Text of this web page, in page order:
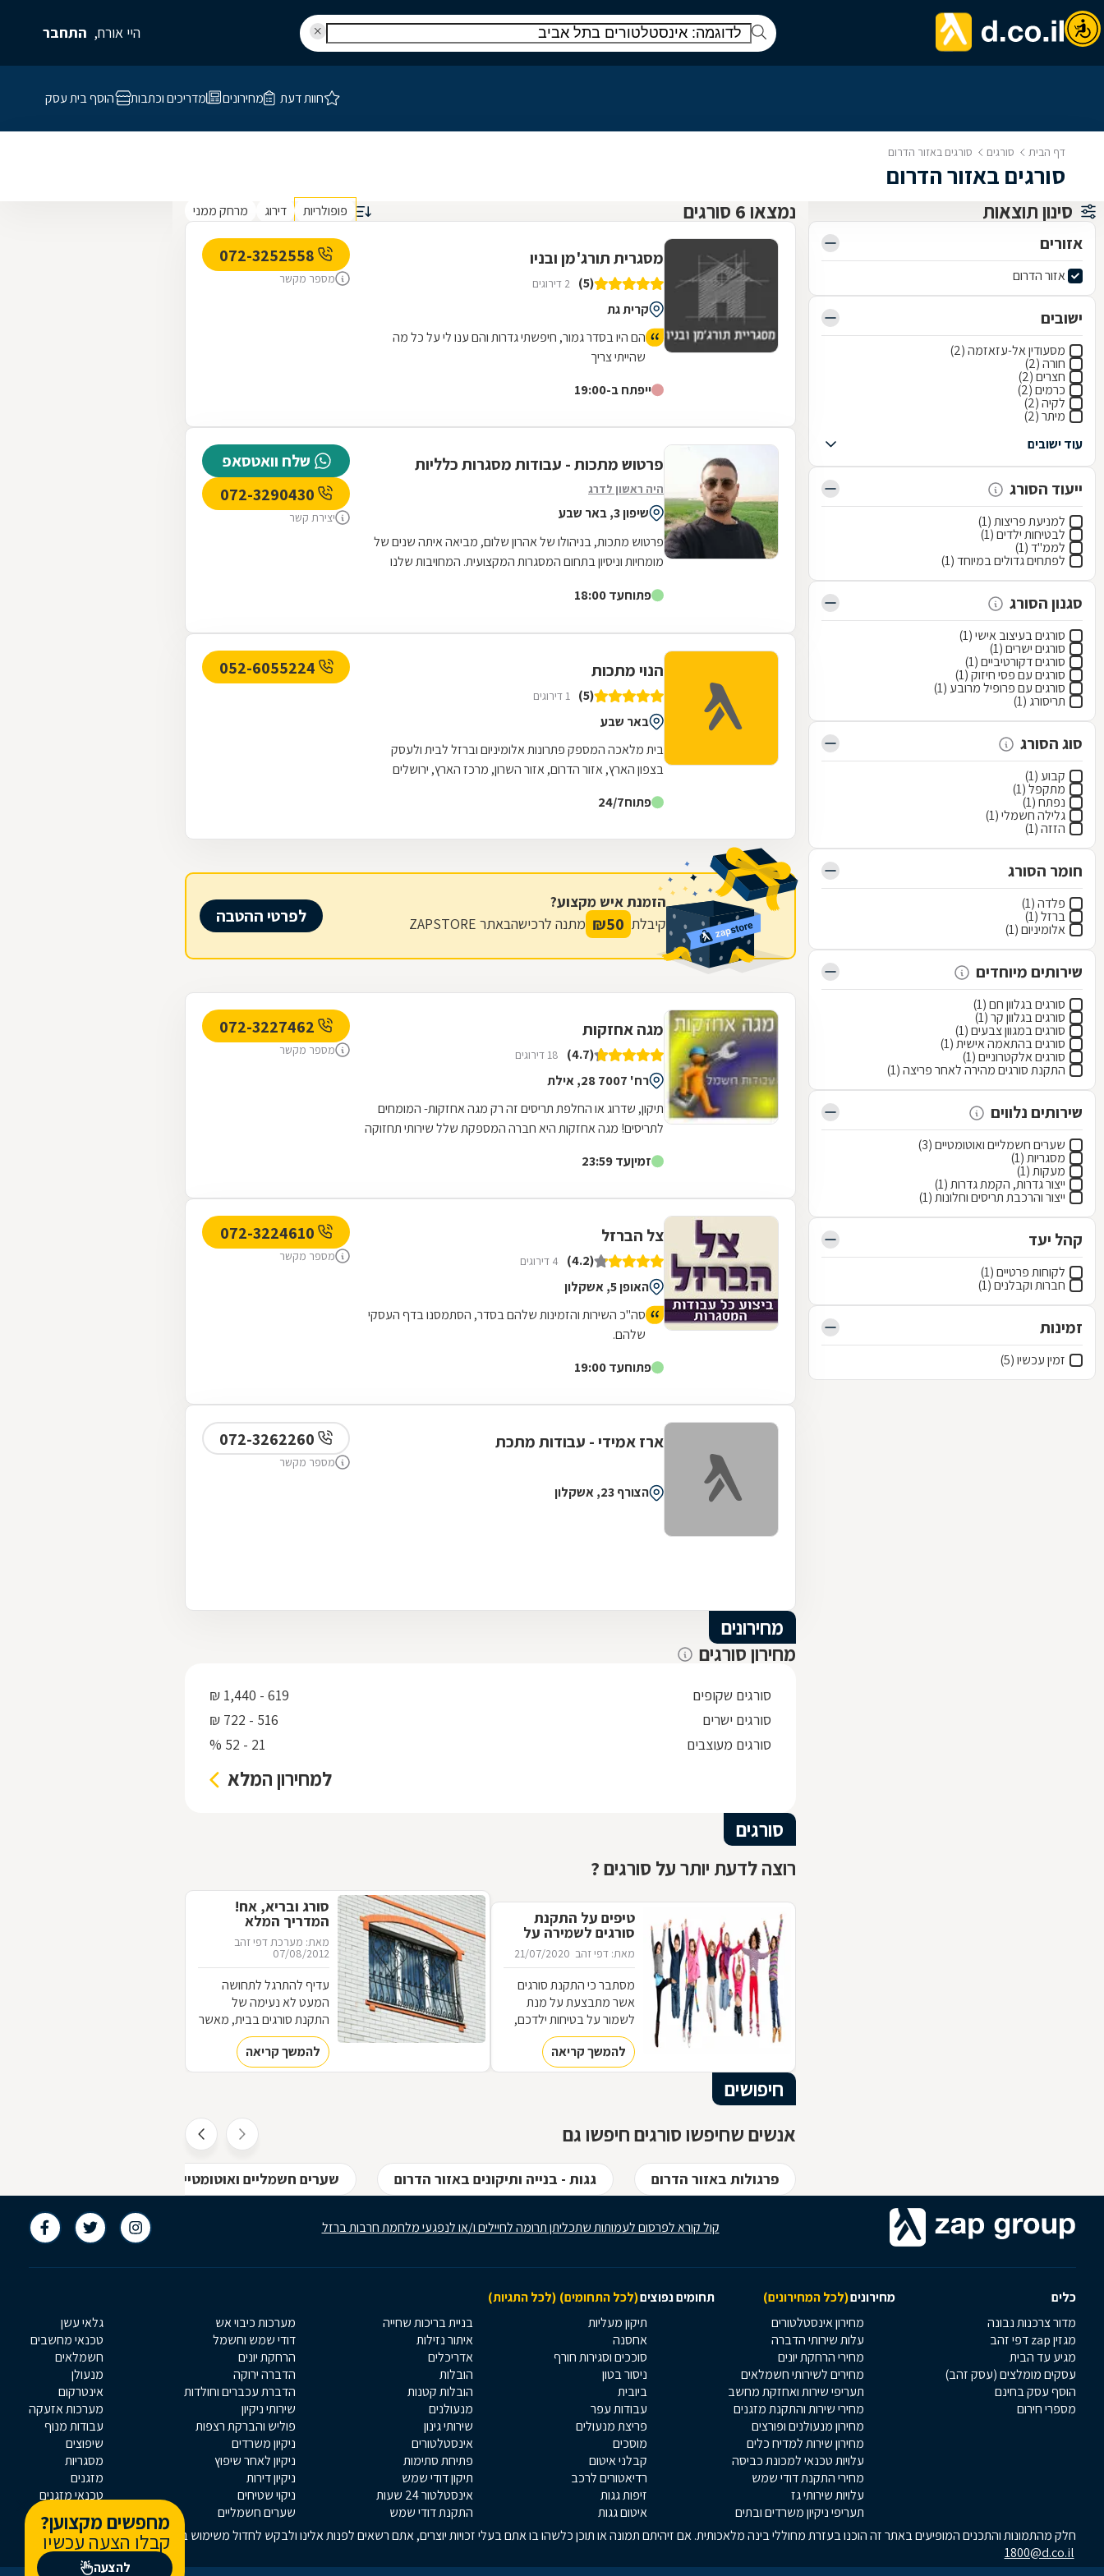
היי אורח, התחבר
חוות דעת מחירונים מדריכים וכתבות הוסף בית עסק
דף הבית סורגים סורגים באזור הדרום
סורגים באזור הדרום
סינון תוצאות
אזורים
אזור הדרום
ישובים
מסעודין אל-עזאזמה (2)
חורה (2)
חצרים (2)
כרמים (2)
לקיה (2)
מיתר (2)
עוד ישובים
ייעוד הסורג
למניעת פריצות (1)
לבטיחות ילדים (1)
לממ"ד (1)
לפתחים גדולים במיוחד (1)
סגנון הסורג
סורגים בעיצוב אישי (1)
סורגים ישרים (1)
סורגים דקורטיביים (1)
סורגים עם פסי חיזוק (1)
סורגים עם פרופיל מרובע (1)
תריסורג (1)
סוג הסורג
קבוע (1)
מתקפל (1)
נפתח (1)
גלילה חשמלי (1)
הזזה (1)
חומר הסורג
פלדה (1)
ברזל (1)
אלומיניום (1)
שירותים מיוחדים
סורגים בגלוון חם (1)
סורגים בגלוון קר (1)
סורגים במגוון צבעים (1)
סורגים בהתאמה אישית (1)
סורגים אלקטרוניים (1)
התקנת סורגים מהירה לאחר פריצה (1)
שירותים נלווים
שערים חשמליים ואוטומטיים (3)
מסגריות (1)
מעקות (1)
ייצור גדרות, הקמת גדרות (1)
ייצור והרכבת תריסים וחלונות (1)
קהל יעד
לקוחות פרטיים (1)
חברות וקבלנים (1)
זמינות
זמין עכשיו (5)
נמצאו 6 סורגים פופולריות דירוג מרחק ממני
מסגרית תורג'מן ובניו
(5) 2 דירוגים
קרית גת
הם היו בסדר גמור, חיפשתי גדרות והם ענו לי על כל מה
שהייתי צריך
ייפתח ב-19:00
מספר מקשר
פרטוש מתכות - עבודות מסגרות כלליות
היה ראשון לדרג
שיפון 3, באר שבע
פרטוש מתכות, בניהולו של אהרון שלום, מביאה איתה שנים של
מומחיות וניסיון בתחום המסגרות המקצועית. המחויבות שלנו
פתוחעד 18:00
שלח וואטסאפ
יצירת קשר
הנוי מתכות
(5) 1 דירוגים
באר שבע
בית מלאכה המספק פתרונות אלומיניום וברזל לבית ולעסק
בצפון הארץ, אזור הדרום, אזור השרון, מרכז הארץ, ירושלים
פתוח24/7
הזמנת איש מקצוע?
קיבלת 50
₪ מתנה לרכישהבאתר ZAPSTORE לפרטי ההטבה
מגה אחזקות
(4.7) 18 דירוגים
רח' 7007 28, אילת
תיקון, שדרוג או החלפת תריסים זה רק מגה אחזקות- המומחים
לתריסים! מגה אחזקות היא חברה המספקת שלל שירותי תחזוקה
זמיןעד 23:59
מספר מקשר
צל הברזל
(4.2) 4 דירוגים
האופן 5, אשקלון
סה"כ השירות והזמינות שלהם בסדר, הסתמסנו בדף העסקי
שלהם.
פתוחעד 19:00
מספר מקשר
ארז אמידי - עבודות מתכת
הצורף 23, אשקלון
מספר מקשר
מחירונים
מחירון סורגים
סורגים שקופים
619 - 1,440 ₪
סורגים ישרים
516 - 722 ₪
סורגים מעוצבים
21 - 52 %
למחירון המלא
סורגים
רוצה לדעת יותר על סורגים ?
טיפים על התקנת
סורגים לשמירה על
ילדים
מאת: דפי זהב 21/07/2020
מסתבר כי התקנת סורגים
אשר מתבצעת על מנת
לשמור על בטיחות ילדכם,
יכולה להיות שונה מהסורגים
שתבחרו להתקין כדי למנוע
מפורצים להיכנס לביתכם.
סורגים מגולוונים? כיצד ניתן
הסורגים? כל הטיפים
לפניכם
להמשך קריאה
סורג ובריא, אח!
המדריך המלא
לסורגים
מאת: מערכת דפי זהב
07/08/2012
עדיף להתרגל לתחושה
המעט לא נעימה של
התקנת סורגים בבית, מאשר
להתרגל לתחושה המאוד
לא נעימה של פריצה לבית.
כל מה שחשוב לדעת על
להמשך קריאה
חיפושים
אנשים שחיפשו סורגים חיפשו גם
פרגולות באזור הדרום גגות - בנייה ותיקונים באזור הדרום שערים חשמליים ואוטומטיים באזור הדרום
מחפשים מקצוען?
קבלו הצעה עכשיו
להצעה
קול קורא לפרסום לעמותות שתכליתן תרומה לחיילים ו/או לנפגעי מלחמת חרבות ברזל
כלים מחירונים(לכל המחירונים) תחומים נפוצים(לכל התחומים) (לכל התגיות)
מדור צרכנות נבונה
מגזין zap דפי זהב
מגיע עד הבית
עסקים מומלצים (עסק זהב)
הוסף עסק בחינם
מספרי חירום
מחירון אינסטלטורים
עלות שירותי הדברה
מחירי הרחקת יונים
מחירים לשירותי חשמלאים
תעריפי שירות ואחזקת מחשב
מחירי שירות והתקנת מזגנים
מחירון מנעולנים ופורצים
מחירון שירות למדיח כלים
עלויות טכנאי למכונת כביסה
מחירי התקנת דודי שמש
עלויות שירותי גז
תעריפי ניקיון משרדים ובתים
תיקון מעליות
אחסנה
סוככים וסגירות חורף
ניסור בטון
ביובית
עבודות עפר
פריצת מנעולים
מוסכים
קבלני איטום
רדיאטורים לרכב
זיפות גגות
איטום גגות
בניית בריכות שחייה
איתור נזילות
אדריכלים
הובלות
הובלות קטנות
מנעולנים
שירותי גינון
אינסטלטורים
פתיחת סתימות
תיקון דודי שמש
אינסטלטור 24 שעות
התקנת דודי שמש
מערכות כיבוי אש
דודי שמש וחשמל
הרחקת יונים
הדברה ירוקה
הדברת עכברים וחולדות
שירותי ניקיון
פוליש והברקת רצפות
ניקיון משרדים
ניקיון לאחר שיפוץ
ניקיון דירות
ניקוי שטיחים
שערים חשמליים
גלאי עשן
טכנאי מחשבים
חשמלאים
מנעולן
אינטרקום
מערכות אזעקה
עבודות מנוף
שיפוצים
מסגריות
מזגנים
טכנאי מזגנים
חלק מהתמונות והתכנים המופיעים באתר זה הוכנו בעזרת מחוללי בינה מלאכותית. אם זיהיתם תמונה או תוכן כלשהו בו אתם בעלי זכויות יוצרים, אתם רשאים לפנות אלינו ולבקש לחדול משימוש בו, באמצעות כתובת המייל
1800@d.co.il